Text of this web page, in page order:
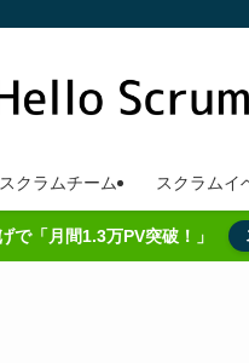
スクラムチーム スクラムイ
で「月間1.3万PV突破！」